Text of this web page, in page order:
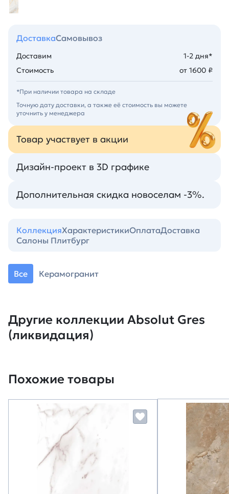
ДоставкаСамовывоз
Доставим
1-2 дня*
Стоимость
от 1600 ₽
*При наличии товара на складе
Точную дату доставки, а также её стоимость вы можете
уточнить у менеджера
Товар участвует в акции
Дизайн-проект в 3D графике
Дополнительная скидка новоселам -3%.
КоллекцияХарактеристикиОплатаДоставка
Салоны Плитбург
Все Керамогранит
Другие коллекции Absolut Gres
(ликвидация)
Похожие товары